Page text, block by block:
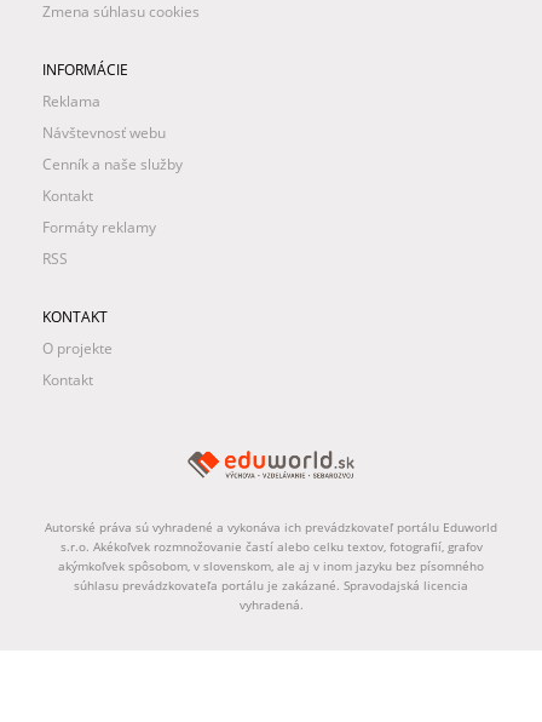
Zmena súhlasu cookies
INFORMÁCIE
Reklama
Návštevnosť webu
Cenník a naše služby
Kontakt
Formáty reklamy
RSS
KONTAKT
O projekte
Kontakt
Autorské práva sú vyhradené a vykonáva ich prevádzkovateľ portálu Eduworld
s.r.o. Akékoľvek rozmnožovanie častí alebo celku textov, fotografií, grafov
akýmkoľvek spôsobom, v slovenskom, ale aj v inom jazyku bez písomného
súhlasu prevádzkovateľa portálu je zakázané. Spravodajská licencia
vyhradená.